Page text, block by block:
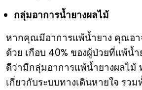
กลุ่มอาการน้ำยางผลไม้
หากคุณมีอาการแพ้น้ำยาง คุณอา
ด้วย เกือบ 40% ของผู้ป่วยที่แพ้น้
ดีว่ามีกลุ่มอาการแพ้น้ำยางผลไม้
เกี่ยวกับระบบทางเดินหายใจ รวม